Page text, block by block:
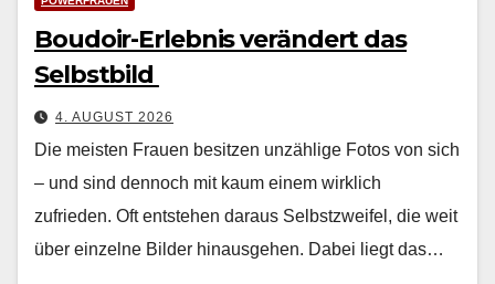
Boudoir-Erlebnis verändert das
Selbstbild
4. AUGUST 2026
Die meis­ten Frauen besitzen unzäh­lige Fotos von sich
– und sind den­noch mit kaum einem wirk­lich
zufrieden. Oft entste­hen daraus Selb­stzweifel, die weit
über einzelne Bilder hin­aus­ge­hen. Dabei liegt das…